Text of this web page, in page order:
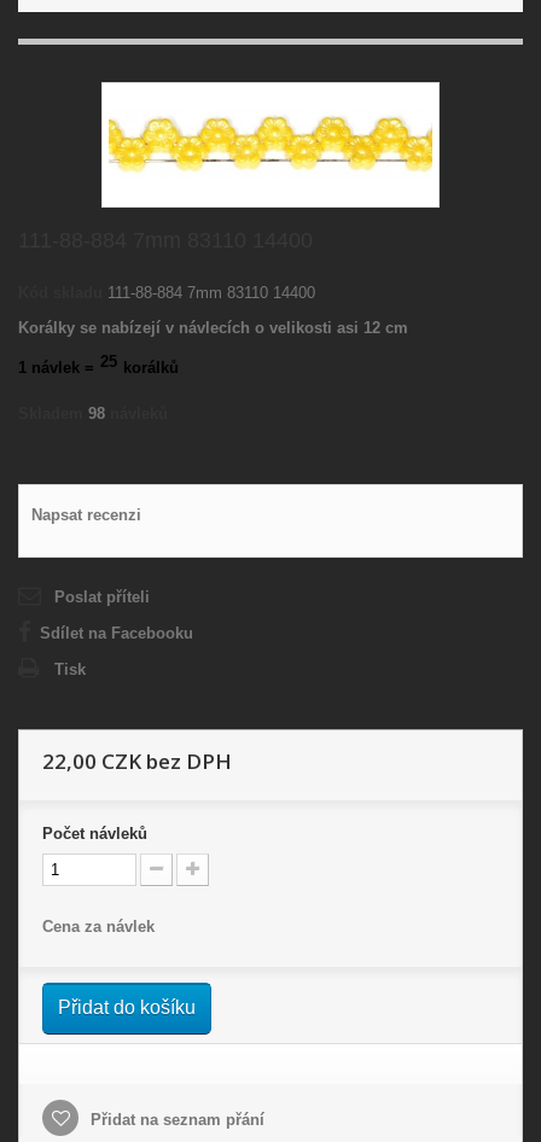
111-88-884 7mm 83110 14400
Korálky se nabízejí v návlecích o velikosti asi 12 cm
1 návlek = 25 korálků
98
Napsat recenzi
Poslat příteli
Sdílet na Facebooku
Tisk
22,00 CZK bez DPH
Počet návleků
Cena za návlek
Přidat do košíku
Přidat na seznam přání